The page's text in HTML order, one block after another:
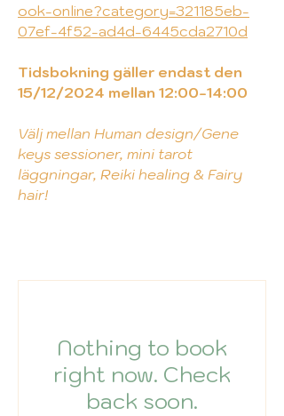
ook-online?category=321185eb-
07ef-4f52-ad4d-6445cda2710d
Tidsbokning gäller endast den
15/12/2024 mellan 12:00-14:00
Välj mellan Human design/Gene
keys sessioner, mini tarot
läggningar, Reiki healing & Fairy
hair!
Nothing to book
right now. Check
back soon.